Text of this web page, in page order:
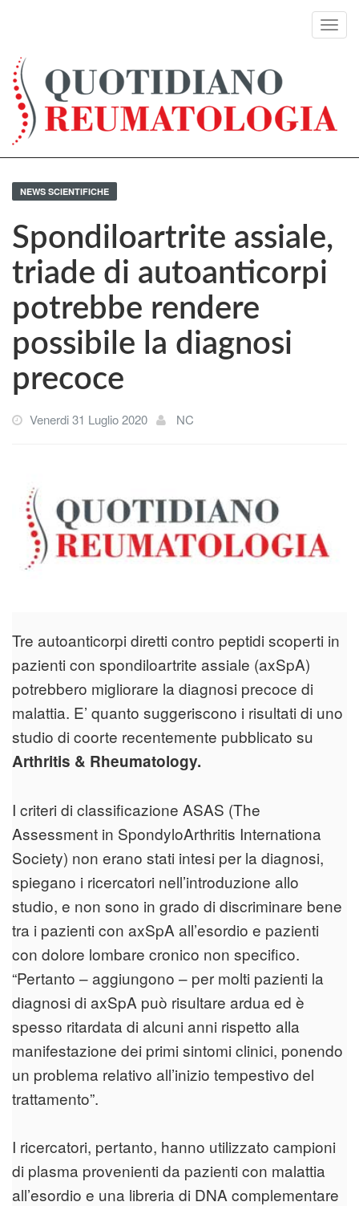
NEWS SCIENTIFICHE
Spondiloartrite assiale,
triade di autoanticorpi
potrebbe rendere
possibile la diagnosi
precoce
Venerdi 31 Luglio 2020 NC
Tre autoanticorpi diretti contro peptidi scoperti in
pazienti con spondiloartrite assiale (axSpA)
potrebbero migliorare la diagnosi precoce di
malattia. E’ quanto suggeriscono i risultati di uno
studio di coorte recentemente pubblicato su
Arthritis & Rheumatology.
I criteri di classificazione ASAS (The
Assessment in SpondyloArthritis Internationa
Society) non erano stati intesi per la diagnosi,
spiegano i ricercatori nell’introduzione allo
studio, e non sono in grado di discriminare bene
tra i pazienti con axSpA all’esordio e pazienti
con dolore lombare cronico non specifico.
“Pertanto – aggiungono – per molti pazienti la
diagnosi di axSpA può risultare ardua ed è
spesso ritardata di alcuni anni rispetto alla
manifestazione dei primi sintomi clinici, ponendo
un problema relativo all’inizio tempestivo del
trattamento”.
I ricercatori, pertanto, hanno utilizzato campioni
di plasma provenienti da pazienti con malattia
all’esordio e una libreria di DNA complementare